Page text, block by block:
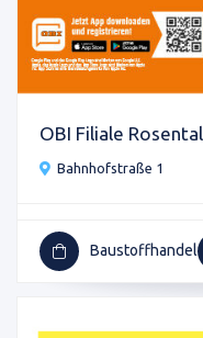
OBI Filiale Rosental
Bahnhofstraße 1
Baustoffhandel